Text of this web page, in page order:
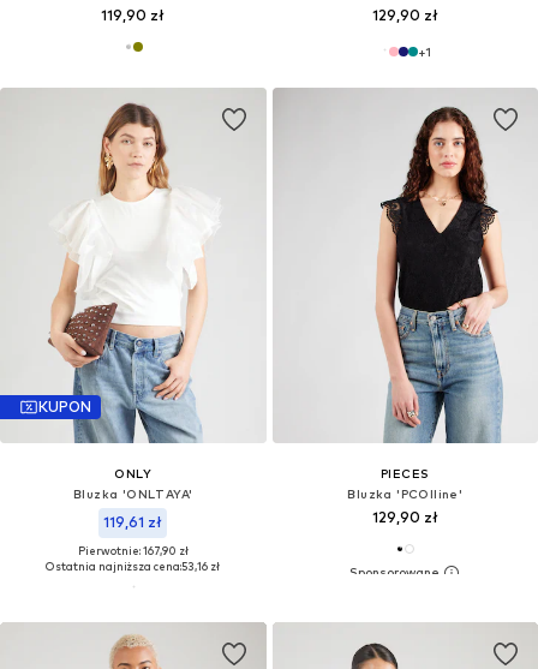
119,90 zł 129,90 zł
+1
KUPON
ONLY
Bluzka 'ONLTAYA'
119,61 zł
Pierwotnie: 167,90 zł
Ostatnia najniższa cena:53,16 zł
PIECES
Bluzka 'PCOlline'
129,90 zł